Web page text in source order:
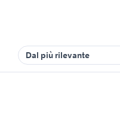
Dal più rilevante